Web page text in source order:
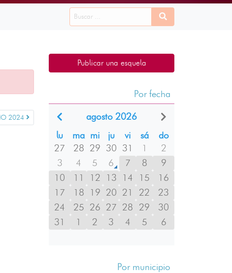
2024
Publicar una esquela
Por fecha
agosto 2026
lu
ma mi ju vi sá
do
27
28 29 30 31 1
2
3
4 5 6 7 8
9
10
11 12 13 14 15
16
17
18 19 20 21 22
23
24
25 26 27 28 29
30
31
1 2 3 4 5 6
Por municipio